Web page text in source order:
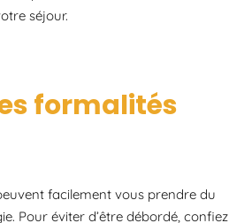
séjour.
formalités
facilement vous prendre du
Pour éviter d’être débordé, confiez